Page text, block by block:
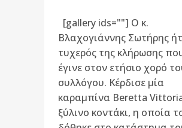
[gallery ids=""] Ο κ.
Βλαχογιάννης Σωτήρης
τυχερός της κλήρωσης
έγινε στον ετήσιο χορό
συλλόγου. Κέρδισε μία
καραμπίνα Beretta
ξύλινο κοντάκι, η οποία